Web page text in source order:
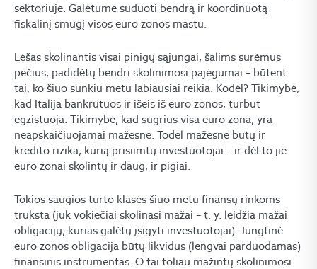
sektoriuje. Galėtume suduoti bendrą ir koordinuotą
fiskalinį smūgį visos euro zonos mastu.
Lėšas skolinantis visai pinigų sąjungai, šalims surėmus
pečius, padidėtų bendri skolinimosi pajėgumai – būtent
tai, ko šiuo sunkiu metu labiausiai reikia. Kodėl? Tikimybė,
kad Italija bankrutuos ir išeis iš euro zonos, turbūt
egzistuoja. Tikimybė, kad sugrius visa euro zona, yra
neapskaičiuojamai mažesnė. Todėl mažesnė būtų ir
kredito rizika, kurią prisiimtų investuotojai – ir dėl to jie
euro zonai skolintų ir daug, ir pigiai.
Tokios saugios turto klasės šiuo metu finansų rinkoms
trūksta (juk vokiečiai skolinasi mažai – t. y. leidžia mažai
obligacijų, kurias galėtų įsigyti investuotojai). Jungtinė
euro zonos obligacija būtų likvidus (lengvai parduodamas)
finansinis instrumentas. O tai toliau mažintų skolinimosi